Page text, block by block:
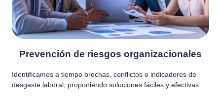
Prevención de riesgos organizacionales
Identificamos a tiempo brechas, conflictos o indicadores de
desgaste laboral, proponiendo soluciones fáciles y efectivas.